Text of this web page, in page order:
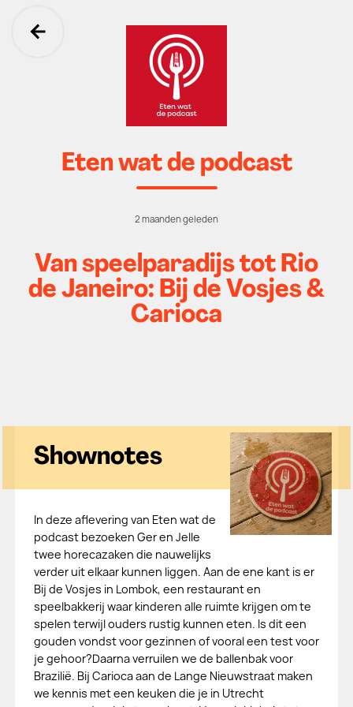
Ga terug
Eten wat de podcast
2 maanden geleden
Van speelparadijs tot Rio
de Janeiro: Bij de Vosjes &
Carioca
Shownotes
In deze aflevering van Eten wat de
podcast bezoeken Ger en Jelle
twee horecazaken die nauwelijks
verder uit elkaar kunnen liggen. Aan de ene kant is er
Bij de Vosjes in Lombok, een restaurant en
speelbakkerij waar kinderen alle ruimte krijgen om te
spelen terwijl ouders rustig kunnen eten. Is dit een
gouden vondst voor gezinnen of vooral een test voor
je gehoor?Daarna verruilen we de ballenbak voor
Brazilië. Bij Carioca aan de Lange Nieuwstraat maken
we kennis met een keuken die je in Utrecht